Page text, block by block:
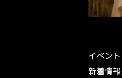
イベン
新着情